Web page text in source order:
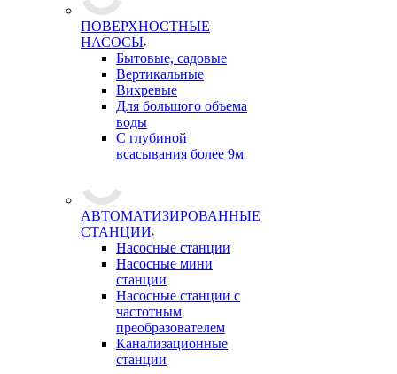
ПОВЕРХНОСТНЫЕ
НАСОСЫ
Бытовые, садовые
Вертикальные
Вихревые
Для большого объема
воды
С глубиной
всасывания более 9м
АВТОМАТИЗИРОВАННЫЕ
СТАНЦИИ
Насосные станции
Насосные мини
станции
Насосные станции с
частотным
преобразователем
Канализационные
станции